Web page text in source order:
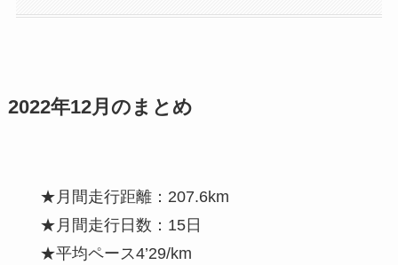
2022年12月のまとめ
★月間走行距離：207.6km
★月間走行日数：15日
★平均ペース4’29/km